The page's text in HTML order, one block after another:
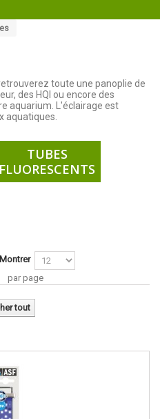
toute une panoplie de
des HQI ou encore des
aquarium. L'éclairage est
aquatiques.
TUBES
FLUORESCENTS
Montrer
par page
tout